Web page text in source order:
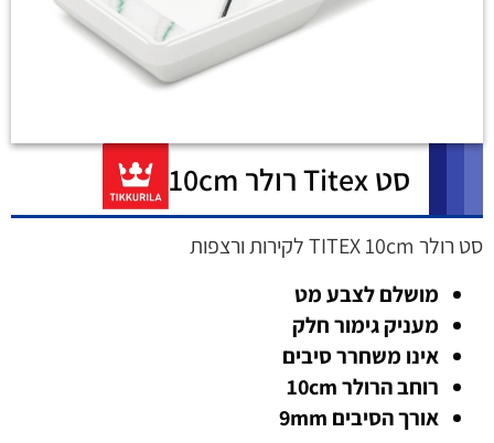
סט Titex רולר 10cm
סט רולר TITEX 10cm לקירות ורצפות
מושלם לצבע מט
מעניק גימור חלק
אינו משחרר סיבים
רוחב הרולר 10cm
אורך הסיבים 9mm